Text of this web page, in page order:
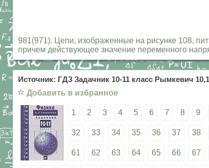
981(971). Цепи, изображенные на рисунке 108,
причем действующее значение переменного
Источник: ГДЗ Задачник 10-11 класс Рымкевич
☆ Добавить в избранное
1 2 3 4 5 6 7 8 9
32 33 34 35 36 37 38
61 62 63 64 65 66 67